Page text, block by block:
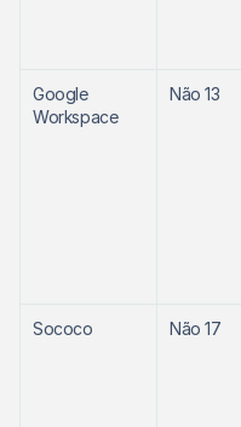
Google
Workspace
Não 13
Sococo Não 17